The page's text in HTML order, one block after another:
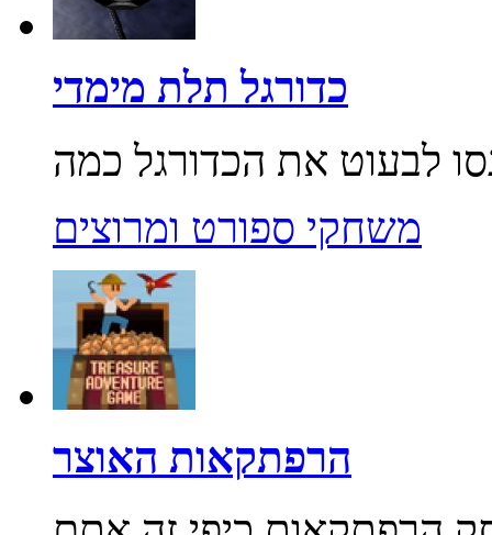
כדורגל תלת מימדי
משחקי ספורט ומרוצים
הרפתקאות האוצר